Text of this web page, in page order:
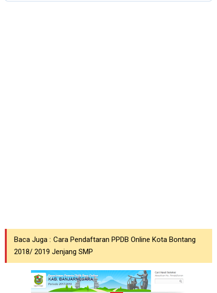
Baca Juga : Cara Pendaftaran PPDB Online Kota Bontang
2018/ 2019 Jenjang SMP